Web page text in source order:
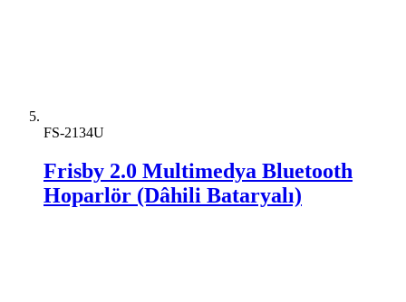
FS-2134U
Frisby 2.0 Multimedya Bluetooth
Hoparlör (Dâhili Bataryalı)